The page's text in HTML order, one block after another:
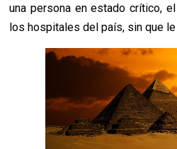
una persona en estado crítico,
los hospitales del país, sin que